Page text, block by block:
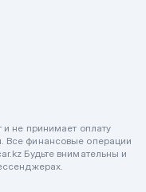
и не принимает оплату
Все финансовые операции
Будьте внимательны и